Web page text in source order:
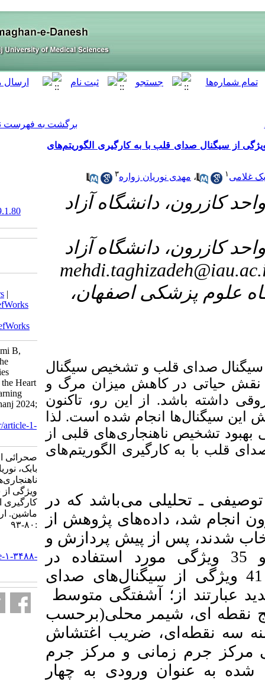
الگوریتم‌های
۳
آزاد
آزاد
سیگنال
میزان مرگ و
رو، تاکنون
شده است. لذا
قلبی از
الگوریتم‌های
که در
پژوهش از
از پیش پردازش و
ویژگی مورد استفاده در
از سیگنال‌های صدای
متوسط
اغتشاش
و مرکز جرم
به چهار
‎ 10.61186/armaghanj.29.1.80
BibTeX
EndNote|Medlars |
ProCite
Reference Manager
RefWorks
Mendeley
Sahraee E, Taghizadeh M, Gholami B,
Nourian-Zavareh M. Improving the
Diagnosis of Cardiac Abnormalities
Through Feature Extraction from the Heart
Sound Signal Using Machine Learning
Classification Algorithms. armaghanj 2024;
29 (1) :80-93
URL:http://armaghanj.yums.ac.ir/article-1-
3488-fa.html
صحرائی الهام، تقی زاده مهدی، غلامی
بابک، نوریان زواره مهدی. ‌بهبود تشخیص
ناهنجاری‌های قلبی از طریق استخراج
ویژگی از سیگنال صدای قلب با به
کارگیری الگوریتم‌های طبقه‌بندی یادگیری
ماشین. ارمغان دانش. ۱۴۰۳; ۲۹ (۱)
:۸۰-۹۳
http://armaghanj.yums.ac.ir/article-۱-۳۴۸۸-